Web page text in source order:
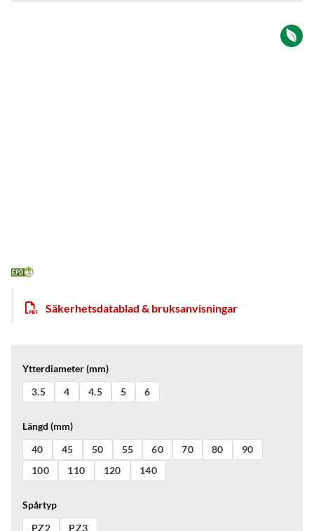
Säkerhetsdatablad & bruksanvisningar
Ytterdiameter (mm)
3.5
4 4.5 5 6
Längd (mm)
40
45 50 55 60 70 80
90
100
110 120 140
Spårtyp
PZ2
PZ3